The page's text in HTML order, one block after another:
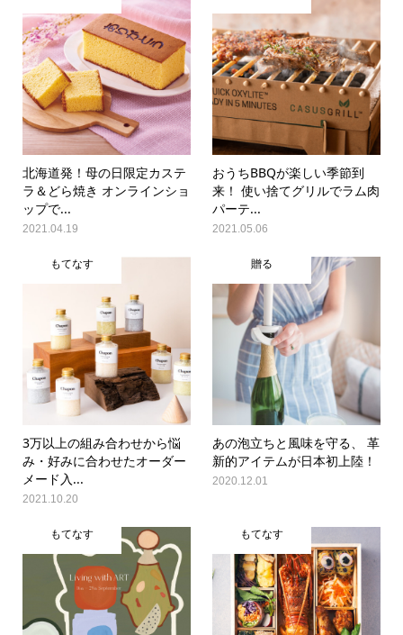
北海道発！母の日限定カステ
ラ＆どら焼き オンラインショ
ップで...
2021.04.19
おうちBBQが楽しい季節到
来！ 使い捨てグリルでラム肉
パーテ...
2021.05.06
もてなす
3万以上の組み合わせから悩
み・好みに合わせたオーダー
メード入...
2021.10.20
贈る
あの泡立ちと風味を守る、 革
新的アイテムが日本初上陸！
2020.12.01
もてなす もてなす